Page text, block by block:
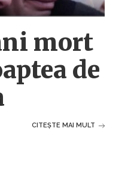
mort
de
CITEȘTE MAI MULT